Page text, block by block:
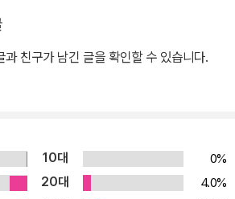
친구가 남긴 글을 확인할 수 있습니다.
10대
0%
20대
4.0%